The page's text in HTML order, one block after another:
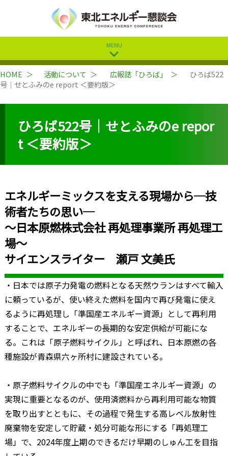
MENU
expand_more
HOME 活動について 広報誌「ひろば」
ひろば522
号｜せとふみのe report ＜要約版＞
ひろば522号｜せとふみのe repor
t ＜要約版＞
エネルギーミックスを支える現場から─技
術者たちの思い─
〜日本原燃株式会社 再処理事業所 再処理工
場〜
サイエンスライター 瀬戸 文美氏
・日本では原子力発電の燃料となる天然ウランはすべて輸入
に頼っているが、使い終えた燃料を国内で再び発電に使え
るように再処理し「準国産エネルギー資源」として再利用
することで、エネルギーの長期的な安定供給が可能にな
る。これは「原子燃料サイクル」と呼ばれ、日本原燃の各
種施設が青森県六ヶ所村に建設されている。
・原子燃料サイクルの中でも「準国産エネルギー資源」の
実現に重要となるのが、使用済燃料から再利用可能な物質
を取り出すとともに、その過程で発生する高レベル放射性
廃棄物を安定して貯蔵・処分可能な形にする「再処理工
場」で、2024年度上期のできるだけ早期のしゅん工を目指